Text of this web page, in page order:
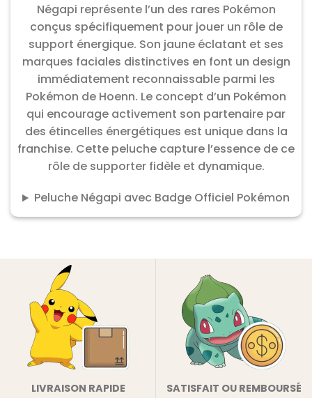
Négapi représente l’un des rares Pokémon
conçus spécifiquement pour jouer un rôle de
support énergique. Son jaune éclatant et ses
marques faciales distinctives en font un design
immédiatement reconnaissable parmi les
Pokémon de Hoenn. Le concept d’un Pokémon
qui encourage activement son partenaire par
des étincelles énergétiques est unique dans la
franchise. Cette peluche capture l’essence de ce
rôle de supporter fidèle et dynamique.
Peluche Négapi avec Badge Officiel Pokémon
LIVRAISON RAPIDE SATISFAIT OU REMBOURSÉ